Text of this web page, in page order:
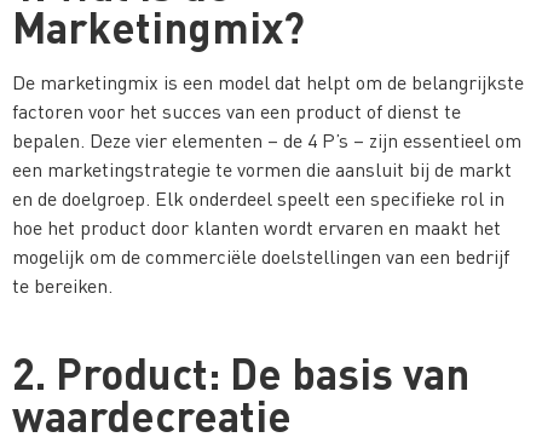
Marketingmix?
De marketingmix is een model dat helpt om de belangrijkste
factoren voor het succes van een product of dienst te
bepalen. Deze vier elementen – de 4 P’s – zijn essentieel om
een marketingstrategie te vormen die aansluit bij de markt
en de doelgroep. Elk onderdeel speelt een specifieke rol in
hoe het product door klanten wordt ervaren en maakt het
mogelijk om de commerciële doelstellingen van een bedrijf
te bereiken.
2. Product: De basis van
waardecreatie